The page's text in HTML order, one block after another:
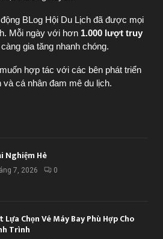
BLog Hội Du Lịch đã được mọi
Mỗi ngày với hơn 1.000 lượt truy
gia tăng nhanh chóng.
muốn hợp tác với các bên phát triển
và cá nhân đam mê du lịch.
Nghiệm Hè
7, 2026 0
Lựa Chọn Vé Máy Bay Phù Hợp Cho
Trình